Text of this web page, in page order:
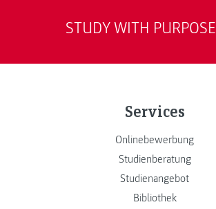
STUDY WITH PURPOSE
Services
Onlinebewerbung
Studienberatung
Studienangebot
Bibliothek